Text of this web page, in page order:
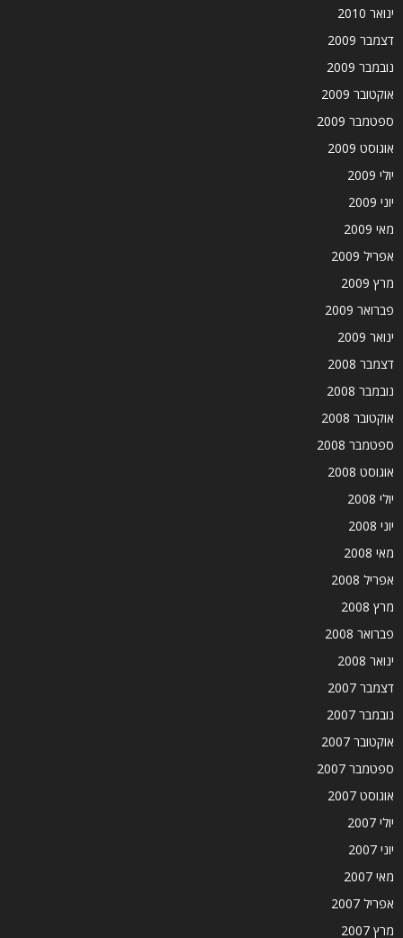
ינואר 2010
דצמבר 2009
נובמבר 2009
אוקטובר 2009
ספטמבר 2009
אוגוסט 2009
יולי 2009
יוני 2009
מאי 2009
אפריל 2009
מרץ 2009
פברואר 2009
ינואר 2009
דצמבר 2008
נובמבר 2008
אוקטובר 2008
ספטמבר 2008
אוגוסט 2008
יולי 2008
יוני 2008
מאי 2008
אפריל 2008
מרץ 2008
פברואר 2008
ינואר 2008
דצמבר 2007
נובמבר 2007
אוקטובר 2007
ספטמבר 2007
אוגוסט 2007
יולי 2007
יוני 2007
מאי 2007
אפריל 2007
מרץ 2007